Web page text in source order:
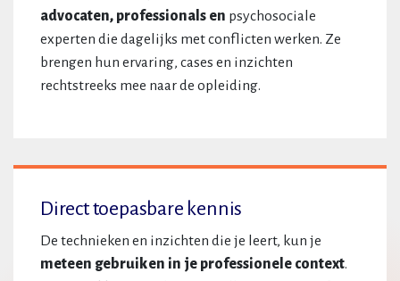
advocaten, professionals en psychosociale
experten die dagelijks met conflicten werken. Ze
brengen hun ervaring, cases en inzichten
rechtstreeks mee naar de opleiding.
Direct toepasbare kennis
De technieken en inzichten die je leert, kun je
meteen gebruiken in je professionele context.